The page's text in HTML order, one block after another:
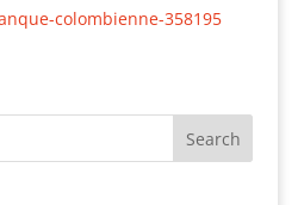
colombienne-358195